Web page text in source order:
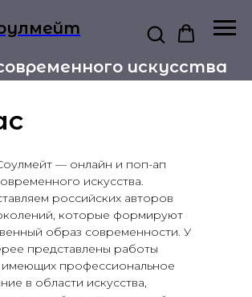
искусства
— онлайн и поп-ап
искусства.
российских авторов
которые формируют
образ современности. У
представлены работы
имеющих профессиональное
в области искусства,